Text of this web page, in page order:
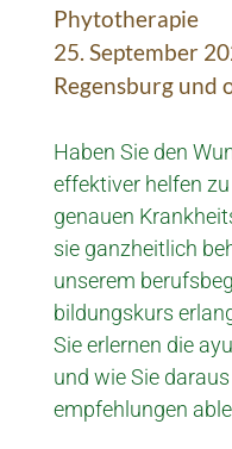
Phyto­therapie
25. September
Regensburg und
Haben Sie den
effek­tiver helfen
genauen
sie ganz­heit­lich
unserem
bil­dungs­kurs
Sie erlernen die
und wie Sie
empfehlun­gen